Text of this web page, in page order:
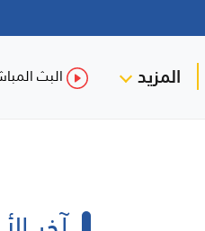
المزيد البث